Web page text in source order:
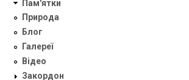
Пам'ятки
Природа
Блог
Галереї
Відео
Закордон